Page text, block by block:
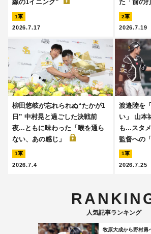
線の1イニング”
1軍
2026.7.17
た「前の
2軍
2026.7.19
柳田悠岐が忘れられぬ“たかが1
日” 中村晃と過ごした決戦前
夜...ともに味わった「喉を通ら
ない、あの感じ」
1軍
2026.7.4
渡邉陸を
い」 山本
も...スタ
監督への
1軍
2026.7.25
人気記事ランキング
牧原大成から野村勇